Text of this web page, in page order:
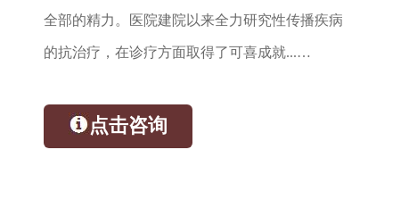
全部的精力。医院建院以来全力研究性传播疾病
的抗治疗，在诊疗方面取得了可喜成就...…
点击咨询